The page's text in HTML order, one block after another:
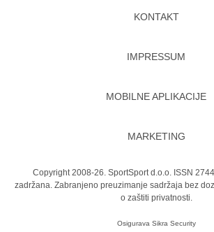
KONTAKT
IMPRESSUM
MOBILNE APLIKACIJE
MARKETING
Copyright 2008-26. SportSport d.o.o. ISSN
zadržana. Zabranjeno preuzimanje sadržaja bez
o zaštiti privatnosti.
Osigurava Sikra Security